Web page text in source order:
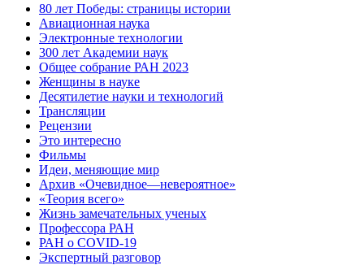
80 лет Победы: страницы истории
Авиационная наука
Электронные технологии
300 лет Академии наук
Общее собрание РАН 2023
Женщины в науке
Десятилетие науки и технологий
Трансляции
Рецензии
Это интересно
Фильмы
Идеи, меняющие мир
Архив «Очевидное—невероятное»
«Теория всего»
Жизнь замечательных ученых
Профессора РАН
РАН о COVID-19
Экспертный разговор